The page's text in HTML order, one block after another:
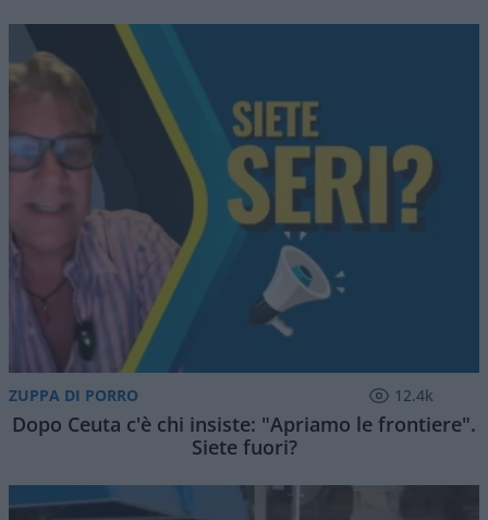
ZUPPA DI PORRO 12.4k
Dopo Ceuta c'è chi insiste: "Apriamo le frontiere".
Siete fuori?